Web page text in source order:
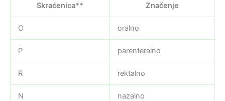
Skraćenica** Značenje
O oralno
P parenteralno
R rektalno
N nazalno